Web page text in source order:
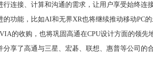
行连接、计算和沟通的需求，让用户享受始终连
能，比如AI和无界XR也将继续推动移动PC的
的收购，也将巩固高通在CPU设计方面的领先
分享了高通与三星、宏碁、联想、惠普等公司的